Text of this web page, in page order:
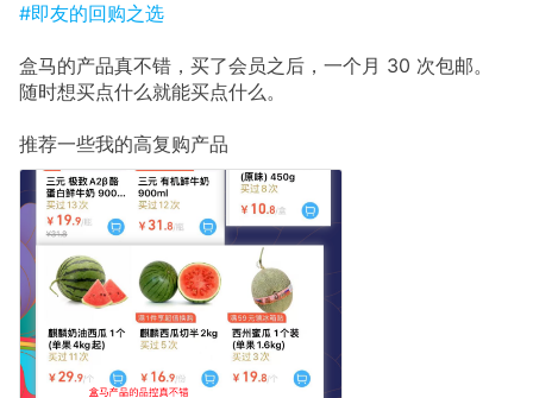
#即友的回购之选
盒马的产品真不错，买了会员之后，一个月 30 次包邮。
随时想买点什么就能买点什么。
推荐一些我的高复购产品